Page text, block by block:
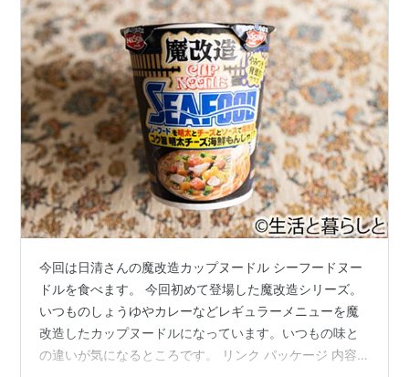
今回は日清さんの魔改造カップヌードル シーフードヌー
ドルを食べます。 今回初めて登場した魔改造シリーズ。
いつものしょうゆやカレーなどレギュラーメニューを魔
改造したカップヌードルになっています。いつもの味と
の違いが気になるところです。 リンク パッケージ 内容